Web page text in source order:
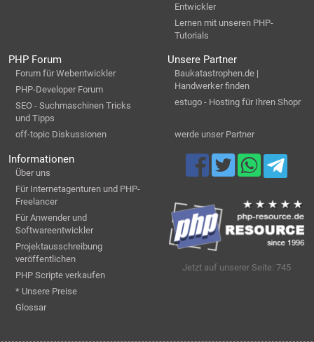
Entwickler
Lernen mit unseren PHP-
Tutorials
PHP Forum
Forum für Webentwickler
PHP-Developer Forum
SEO - Suchmaschinen Tricks
und Tipps
off-topic Diskussionen
Unsere Partner
Baukatastrophen.de |
Handwerker finden
estugo - Hosting für Ihren Shopr
werde unser Partner
Informationen
Über uns
Für Internetagenturen und PHP-
Freelancer
Für Anwender und
Softwareentwickler
Projektausschreibung
veröffentlichen
PHP Scripte verkaufen
* Unsere Preise
Glossar
Jetzt auf unserer Seite: 745